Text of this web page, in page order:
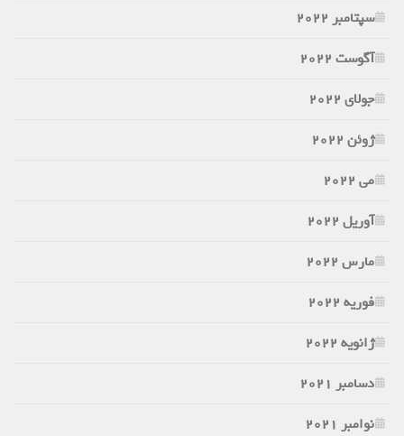
سپتامبر 2022
آگوست 2022
جولای 2022
ژوئن 2022
می 2022
آوریل 2022
مارس 2022
فوریه 2022
ژانویه 2022
دسامبر 2021
نوامبر 2021